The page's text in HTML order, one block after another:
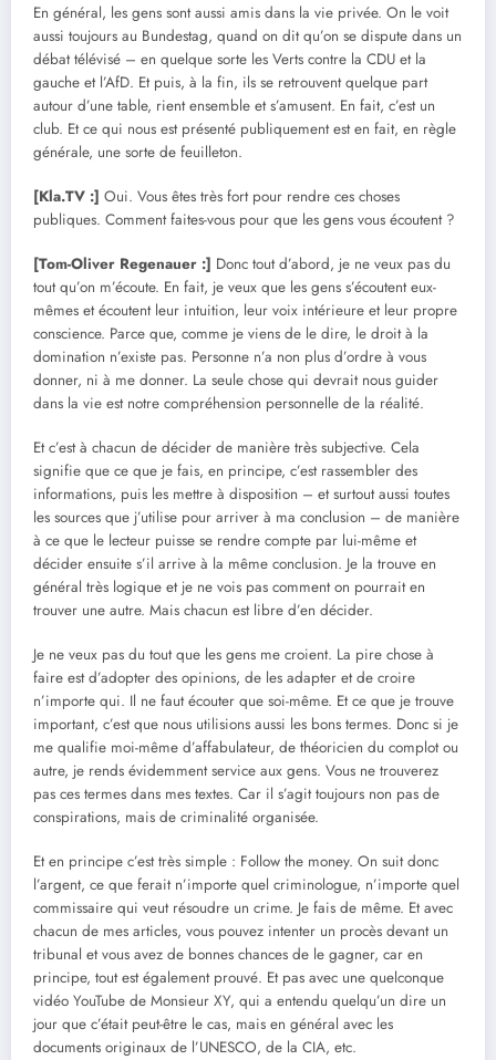
En général, les gens sont aussi amis dans la vie privée. On le voit
aussi toujours au Bundestag, quand on dit qu’on se dispute dans un
débat télévisé – en quelque sorte les Verts contre la CDU et la
gauche et l’AfD. Et puis, à la fin, ils se retrouvent quelque part
autour d’une table, rient ensemble et s’amusent. En fait, c’est un
club. Et ce qui nous est présenté publiquement est en fait, en règle
générale, une sorte de feuilleton.
[Kla.TV :] Oui. Vous êtes très fort pour rendre ces choses
publiques. Comment faites-vous pour que les gens vous écoutent ?
[Tom-Oliver Regenauer :] Donc tout d’abord, je ne veux pas du
tout qu’on m’écoute. En fait, je veux que les gens s’écoutent eux-
mêmes et écoutent leur intuition, leur voix intérieure et leur propre
conscience. Parce que, comme je viens de le dire, le droit à la
domination n’existe pas. Personne n’a non plus d’ordre à vous
donner, ni à me donner. La seule chose qui devrait nous guider
dans la vie est notre compréhension personnelle de la réalité.
Et c’est à chacun de décider de manière très subjective. Cela
signifie que ce que je fais, en principe, c’est rassembler des
informations, puis les mettre à disposition – et surtout aussi toutes
les sources que j’utilise pour arriver à ma conclusion – de manière
à ce que le lecteur puisse se rendre compte par lui-même et
décider ensuite s’il arrive à la même conclusion. Je la trouve en
général très logique et je ne vois pas comment on pourrait en
trouver une autre. Mais chacun est libre d’en décider.
Je ne veux pas du tout que les gens me croient. La pire chose à
faire est d’adopter des opinions, de les adapter et de croire
n’importe qui. Il ne faut écouter que soi-même. Et ce que je trouve
important, c’est que nous utilisions aussi les bons termes. Donc si je
me qualifie moi-même d’affabulateur, de théoricien du complot ou
autre, je rends évidemment service aux gens. Vous ne trouverez
pas ces termes dans mes textes. Car il s’agit toujours non pas de
conspirations, mais de criminalité organisée.
Et en principe c’est très simple : Follow the money. On suit donc
l’argent, ce que ferait n’importe quel criminologue, n’importe quel
commissaire qui veut résoudre un crime. Je fais de même. Et avec
chacun de mes articles, vous pouvez intenter un procès devant un
tribunal et vous avez de bonnes chances de le gagner, car en
principe, tout est également prouvé. Et pas avec une quelconque
vidéo YouTube de Monsieur XY, qui a entendu quelqu’un dire un
jour que c’était peut-être le cas, mais en général avec les
documents originaux de l’UNESCO, de la CIA, etc.